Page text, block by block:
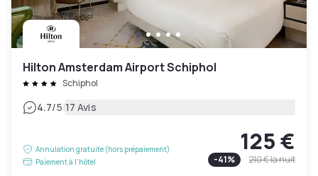
Hilton Amsterdam Airport Schiphol
Schiphol
4.7/5|17 Avis
Annulation gratuite (hors prépaiement)
Paiement à l'hôtel
125 €
-41% 210 €la nuit